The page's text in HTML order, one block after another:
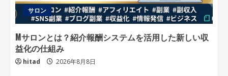
サロン
Mサロンとは？紹介報酬システムを活用した新しい収
益化の仕組み
hitad 2026年8月8日